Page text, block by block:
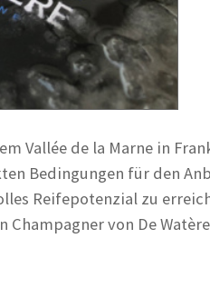
Vallée de la Marne in
Bedingungen für den
Reifepotenzial zu
Champagner von De